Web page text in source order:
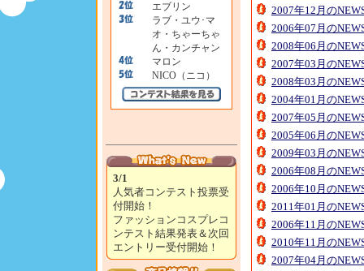
エブリン
ラブ・ユウ･マ
オ・ちゃーちゃ
ん・カンチャン
マロン
NICO（ニコ）
3/1
人気者コンテスト投票受
付開始！
ファッションコスプレコ
ンテスト結果発表＆次回
エントリー受付開始！
2007年12月の
2006年07月の
2008年06月の
2007年03月の
2008年03月の
2004年01月の
2007年05月の
2005年06月の
2009年03月の
2006年08月の
2006年10月の
2011年01月の
2006年11月の
2010年11月の
2007年04月の